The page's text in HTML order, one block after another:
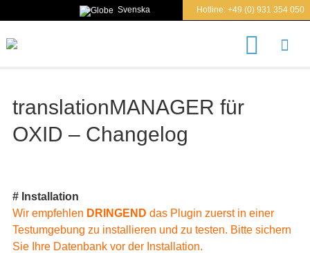
Hotline: +49 (0) 931 354 050
Svenska
translationMANAGER für
OXID – Changelog
# Installation
Wir empfehlen DRINGEND das Plugin zuerst in einer
Testumgebung zu installieren und zu testen. Bitte sichern
Sie Ihre Datenbank vor der Installation.